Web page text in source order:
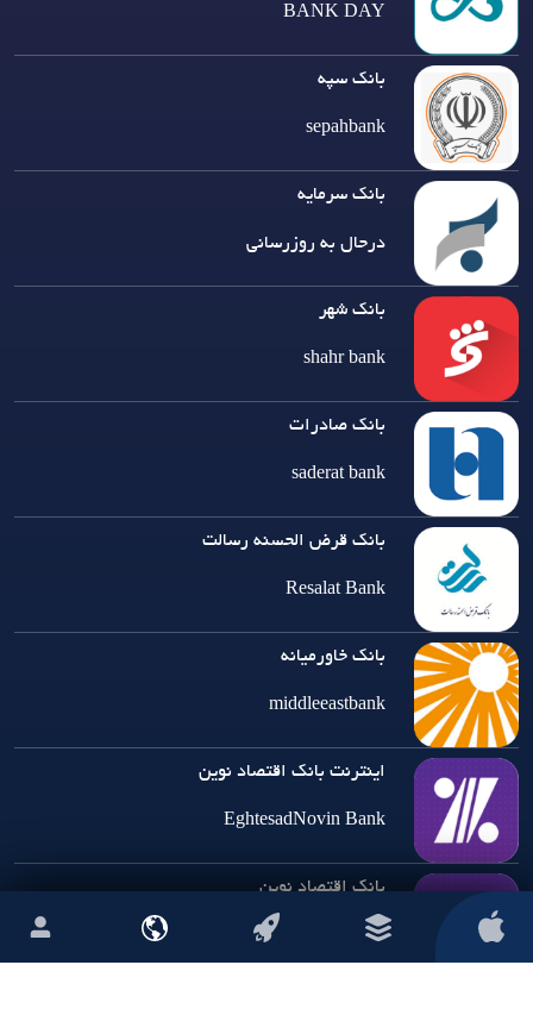
BANK DAY
بانک سپه
sepahbank
بانک سرمایه
درحال به روزرسانی
بانک شهر
shahr bank
بانک صادرات
saderat bank
بانک قرض الحسنه رسالت
Resalat Bank
بانک خاورمیانه
middleeastbank
اینترنت بانک اقتصاد نوین
EghtesadNovin Bank
بانک اقتصاد نوین
نصب ویژه